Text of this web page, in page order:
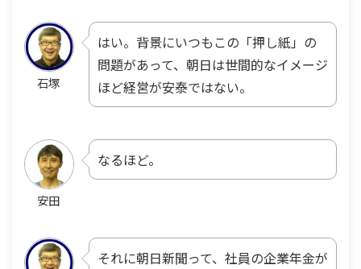
石塚
はい。背景にいつもこの「押し紙」の
問題があって、朝日は世間的なイメージ
ほど経営が安泰ではない。
安田
なるほど。
それに朝日新聞って、社員の企業年金が